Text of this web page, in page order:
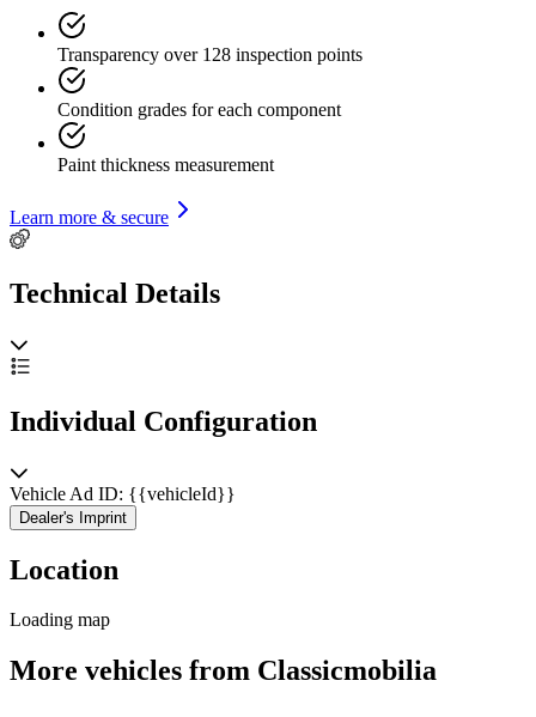
Transparency over 128 inspection points
Condition grades for each component
Paint thickness measurement
Learn more & secure
Technical Details
Individual Configuration
Vehicle Ad ID: {{vehicleId}}
Dealer's Imprint
Location
Loading map
More vehicles from Classicmobilia